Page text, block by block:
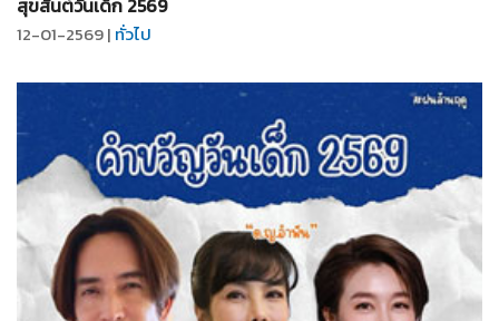
สุขสันต์วันเด็ก 2569
12-01-2569 | ทั่วไป